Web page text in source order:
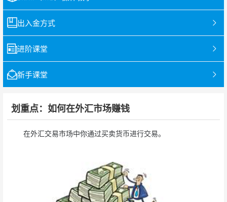
出入金方式
进阶课堂
新手课堂
划重点：如何在外汇市场赚钱
在外汇交易市场中你通过买卖货币进行交易。